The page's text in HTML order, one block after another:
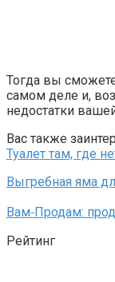
Тогда вы сможете
самом деле и,
недостатки
Вас также
Туалет там, где
Выгребная яма
Вам‑Продам:
Рейтинг